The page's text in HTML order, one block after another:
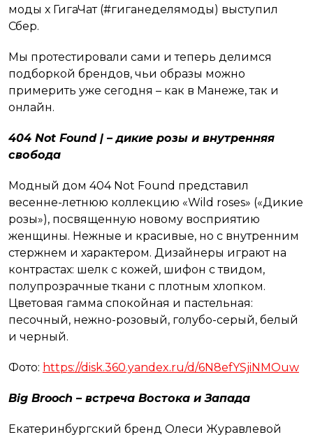
моды х ГигаЧат (#гиганеделямоды) выступил
Сбер.
Мы протестировали сами и теперь делимся
подборкой брендов, чьи образы можно
примерить уже сегодня – как в Манеже, так и
онлайн.
404 Not Found | – дикие розы и внутренняя
свобода
Модный дом 404 Not Found представил
весенне-летнюю коллекцию «Wild roses» («Дикие
розы»), посвященную новому восприятию
женщины. Нежные и красивые, но с внутренним
стержнем и характером. Дизайнеры играют на
контрастах: шелк с кожей, шифон с твидом,
полупрозрачные ткани с плотным хлопком.
Цветовая гамма спокойная и пастельная:
песочный, нежно-розовый, голубо-серый, белый
и черный.
Фото: https://disk.360.yandex.ru/d/6N8efYSjiNMOuw
Big Brooch – встреча Востока и Запада
Екатеринбургский бренд Олеси Журавлевой